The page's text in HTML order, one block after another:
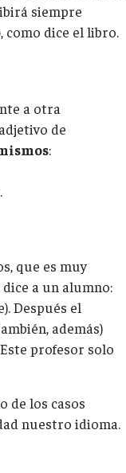
siempre
, como dice el libro.
a otra
de
:
que es muy
a un alumno:
Después el
además)
profesor solo
de los casos
nuestro idioma.